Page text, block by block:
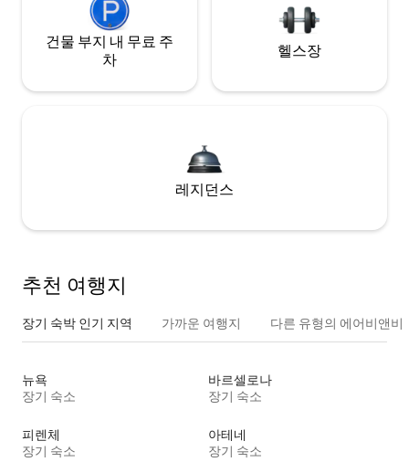
건물 부지 내 무료 주
차
헬스장
레지던스
추천 여행지
장기 숙박 인기 지역 가까운 여행지 다른 유형의 에어비앤비
뉴욕
장기 숙소
바르셀로나
장기 숙소
피렌체
장기 숙소
아테네
장기 숙소